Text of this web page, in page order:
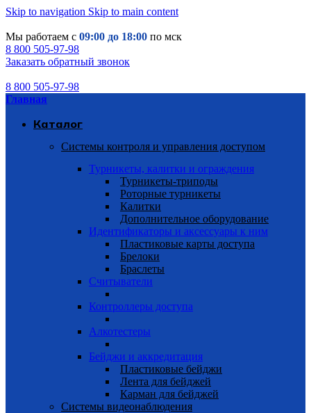
Skip to navigation Skip to main content
Мы работаем с 09:00 до 18:00 по мск
8 800 505-97-98
Заказать обратный звонок
8 800 505-97-98
Главная
Каталог
Системы контроля и управления доступом
Турникеты, калитки и ограждения
Турникеты-триподы
Роторные турникеты
Калитки
Дополнительное оборудование
Идентификаторы и аксессуары к ним
Пластиковые карты доступа
Брелоки
Браслеты
Считыватели
Контроллеры доступа
Алкотестеры
Бейджи и аккредитация
Пластиковые бейджи
Лента для бейджей
Карман для бейджей
Системы видеонаблюдения